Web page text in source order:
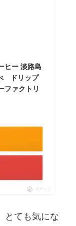
ヒー 淡路島
ドリップ
ァクトリ
ポチップ
とても気にな